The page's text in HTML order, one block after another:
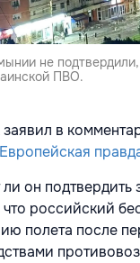
не
ПВО.
в
Европейская
он подтвердить
российский
полета после